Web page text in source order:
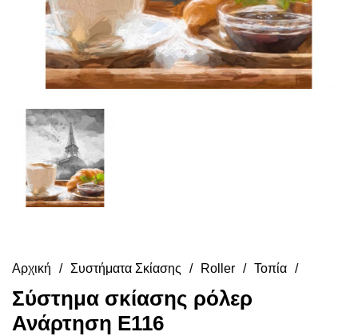
Αρχική Συστήματα Σκίασης Roller Τοπία
Σύστημα σκίασης ρόλερ
Ανάρτηση E116